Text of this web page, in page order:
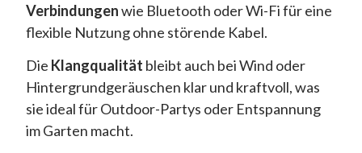
Verbindungenwie Bluetooth oder Wi-Fi für eine
flexible Nutzung ohne störende Kabel.
Die Klangqualität bleibt auch bei Wind oder
Hintergrundgeräuschen klar und kraftvoll, was
sie ideal für Outdoor-Partys oder Entspannung
im Garten macht.